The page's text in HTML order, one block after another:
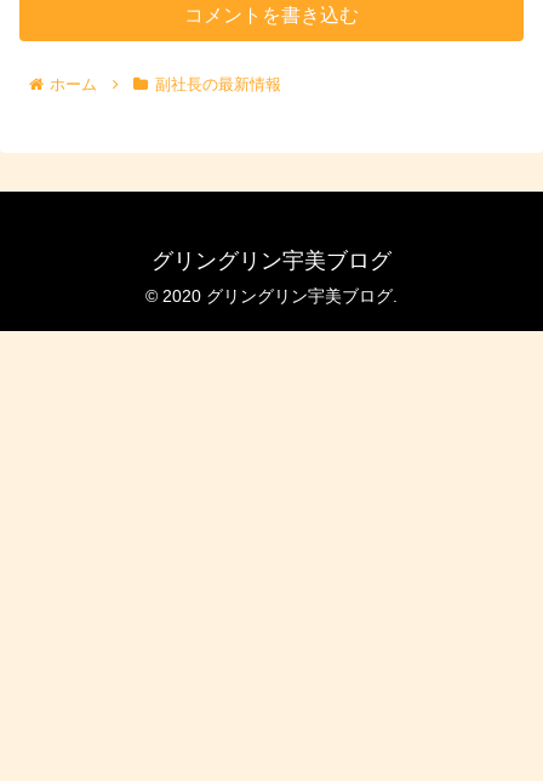
コメントを書き込む
ホーム 副社長の最新情報
グリングリン宇美ブログ
© 2020 グリングリン宇美ブログ.